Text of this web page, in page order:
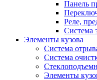
Панель
Реле,
Система
Элементы кузова
Система
Система
Элементы